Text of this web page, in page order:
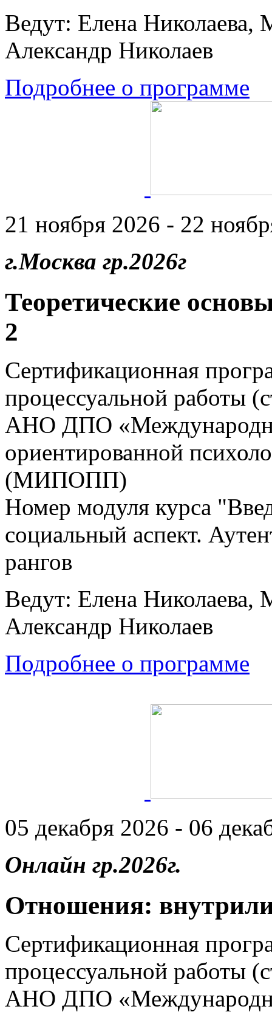
Ведут: Елена Николаева,
Александр Николаев
Подробнее о программе
21 ноября 2026 - 22
г.Москва гр.2026г
Теоретические
2
Сертификационная
процессуальной работы
АНО ДПО
ориентированной
(МИПОПП)
Номер модуля курса
социальный аспект.
рангов
Ведут: Елена Николаева,
Александр Николаев
Подробнее о программе
05 декабря 2026 - 06
Онлайн гр.2026г.
Отношения:
Сертификационная
процессуальной работы
АНО ДПО